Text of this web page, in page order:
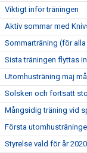
Viktigt inför träningen
Aktiv sommar med
Sommarträning (för
Sista träningen flyttas
Utomhusträning maj
Solsken och fortsatt
Mångsidig träning vid
Första
Styrelse vald för år 2020